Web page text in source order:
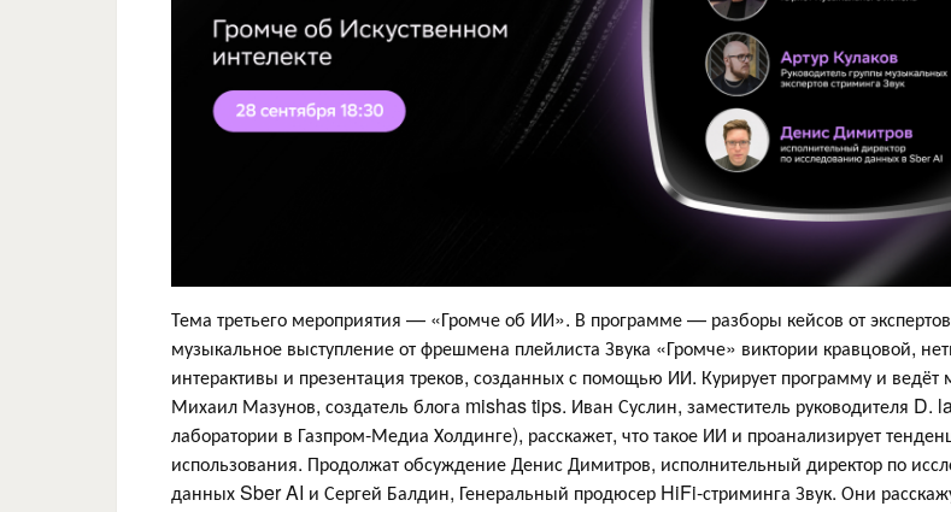
Тема третьего мероприятия — «Громче об ИИ». В программе — разборы кейсов от
музыкальное выступление от фрешмена плейлиста Звука «Громче» виктории кравцовой,
интерактивы и презентация треков, созданных с помощью ИИ. Курирует программу и ведёт
Михаил Мазунов, создатель блога mishas tips. Иван Суслин, заместитель руководителя D.
лаборатории в Газпром-Медиа Холдинге), расскажет, что такое ИИ и проанализирует
использования. Продолжат обсуждение Денис Димитров, исполнительный директор по
данных Sber AI и Сергей Балдин, Генеральный продюсер HiFi-стриминга Звук. Они